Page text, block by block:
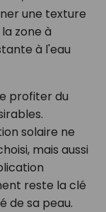
une texture
zone à
à l'eau
profiter du
solaire ne
mais aussi
reste la clé
de sa peau.